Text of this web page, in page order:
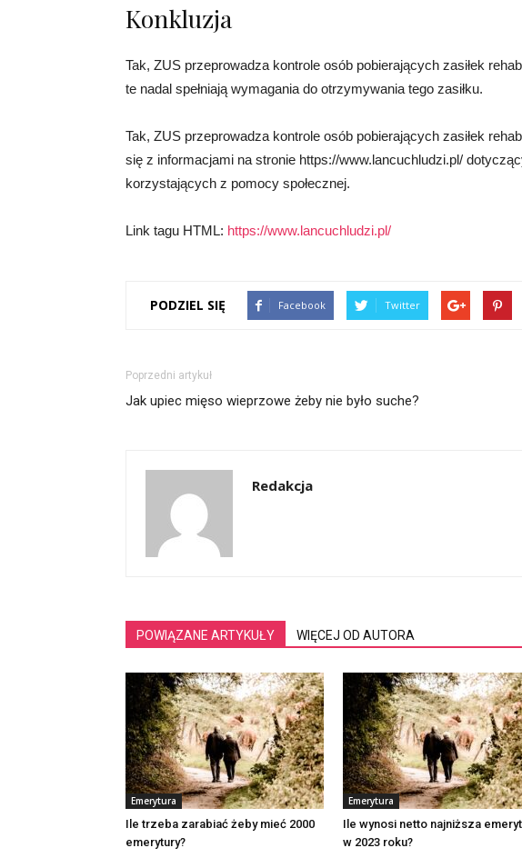
Konkluzja
Tak, ZUS przeprowadza kontrole osób pobierających zasiłek
te nadal spełniają wymagania do otrzymywania tego zasiłku.
Tak, ZUS przeprowadza kontrole osób pobierających zasiłek
się z informacjami na stronie https://www.lancuchludzi.pl/
korzystających z pomocy społecznej.
Link tagu HTML: https://www.lancuchludzi.pl/
PODZIEL SIĘ Facebook Twitter
Poprzedni artykuł
Jak upiec mięso wieprzowe żeby nie było suche?
Redakcja
POWIĄZANE ARTYKUŁY WIĘCEJ OD AUTORA
Emerytura
Ile trzeba zarabiać żeby mieć 2000
emerytury?
Emerytura
Ile wynosi netto najniższa
w 2023 roku?